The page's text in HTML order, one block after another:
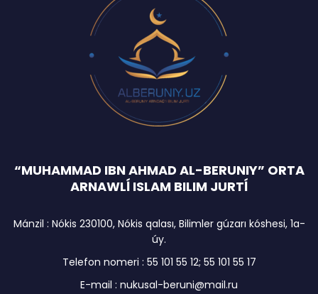
“MUHAMMAD IBN AHMAD AL-BERUNIY” ORTA
ARNAWLĺ ISLAM BILIM JURTĺ
Mánzil : Nókis 230100, Nókis qalası, Bilimler gúzarı kóshesi, 1a-
úy.
Telefon nomeri : 55 101 55 12; 55 101 55 17
E-mail : nukusal-beruni@mail.ru